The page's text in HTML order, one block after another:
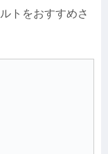
トをおすすめさ